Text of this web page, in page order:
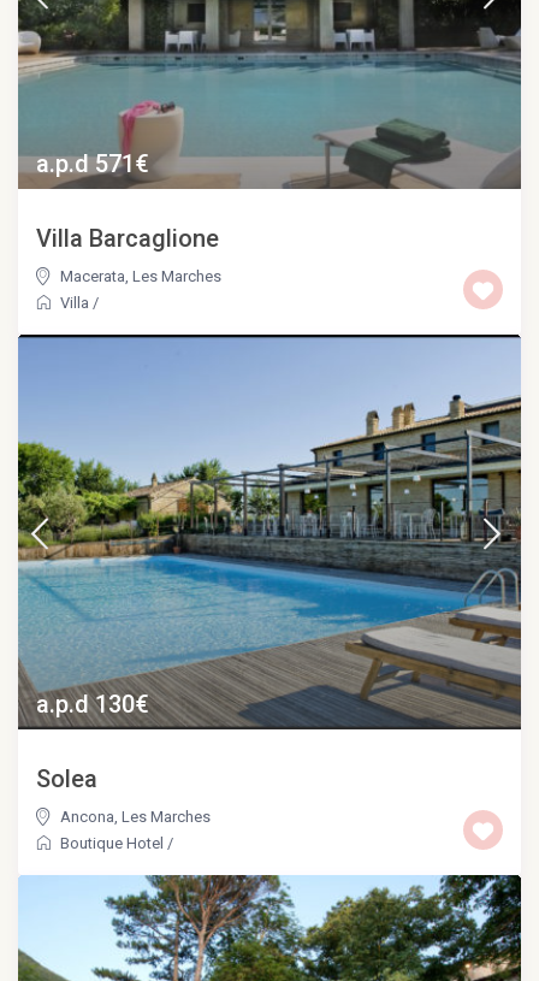
a.p.d 571€
Villa Barcaglione
Macerata,Les Marches
Villa /
a.p.d 130€
Solea
Ancona,Les Marches
Boutique Hotel /